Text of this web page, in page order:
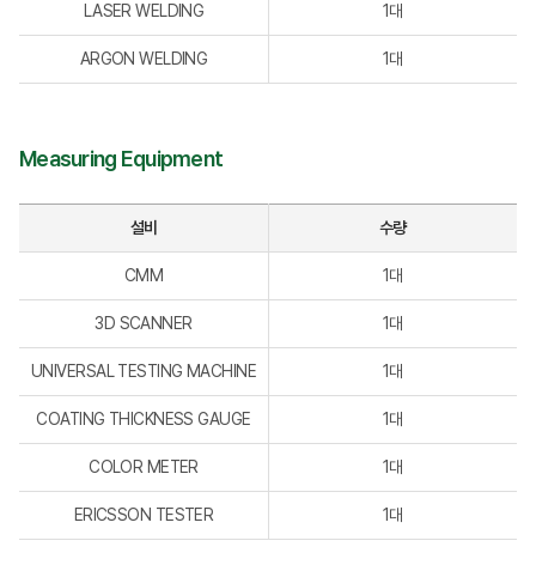
LASER WELDING 1대
ARGON WELDING 1대
Measuring Equipment
설비 수량
CMM 1대
3D SCANNER 1대
UNIVERSAL TESTING MACHINE 1대
COATING THICKNESS GAUGE 1대
COLOR METER 1대
ERICSSON TESTER 1대